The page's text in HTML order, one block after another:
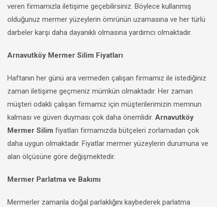
veren firmamızla iletişime geçebilirsiniz. Böylece kullanmış
olduğunuz mermer yüzeylerin ömrünün uzamasına ve her türlü
darbeler karşı daha dayanıklı olmasına yardımcı olmaktadır.
Arnavutköy Mermer Silim Fiyatları
Haftanın her günü ara vermeden çalışan firmamız ile istediğiniz
zaman iletişime geçmeniz mümkün olmaktadır. Her zaman
müşteri odaklı çalışan firmamız için müşterilerimizin memnun
kalması ve güven duyması çok daha önemlidir. Arnavutköy
Mermer Silim fiyatları firmamızda bütçeleri zorlamadan çok
daha uygun olmaktadır. Fiyatlar mermer yüzeylerin durumuna ve
alan ölçüsüne göre değişmektedir.
Mermer Parlatma ve Bakımı
Mermerler zamanla doğal parlaklığını kaybederek parlatma